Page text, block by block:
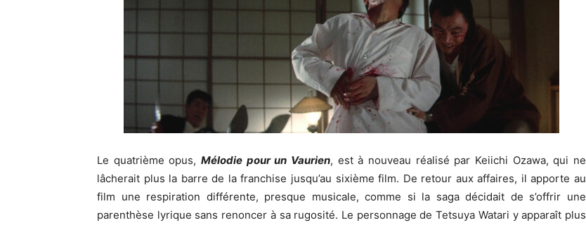
Le quatrième opus, Mélodie pour un Vaurien, est à nouveau réalisé par Keiichi Ozawa, qui ne
lâcherait plus la barre de la franchise jusqu’au sixième film. De retour aux affaires, il apporte au
film une respiration différente, presque musicale, comme si la saga décidait de s’offrir une
parenthèse lyrique sans renoncer à sa rugosité. Le personnage de Tetsuya Watari y apparaît plus